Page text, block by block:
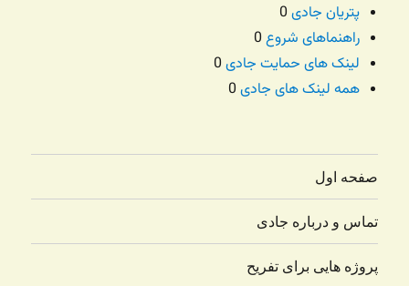
پتریان جادی
راهنماهای شروع
لینک های حمایت جادی
همه لینک های جادی
صفحه اول
تماس و درباره جادی
پروژه هایی برای تفریح